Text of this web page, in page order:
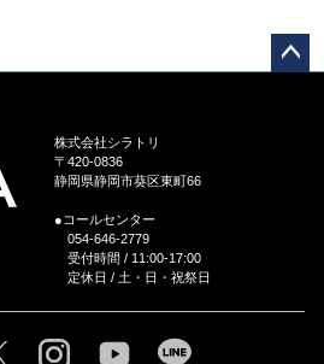
株式会社シラトリ
〒420-0836
静岡県静岡市葵区東町66
●コールセンター
054-646-2779
受付時間 / 11:00-17:00
定休日 / 土・日・祝祭日